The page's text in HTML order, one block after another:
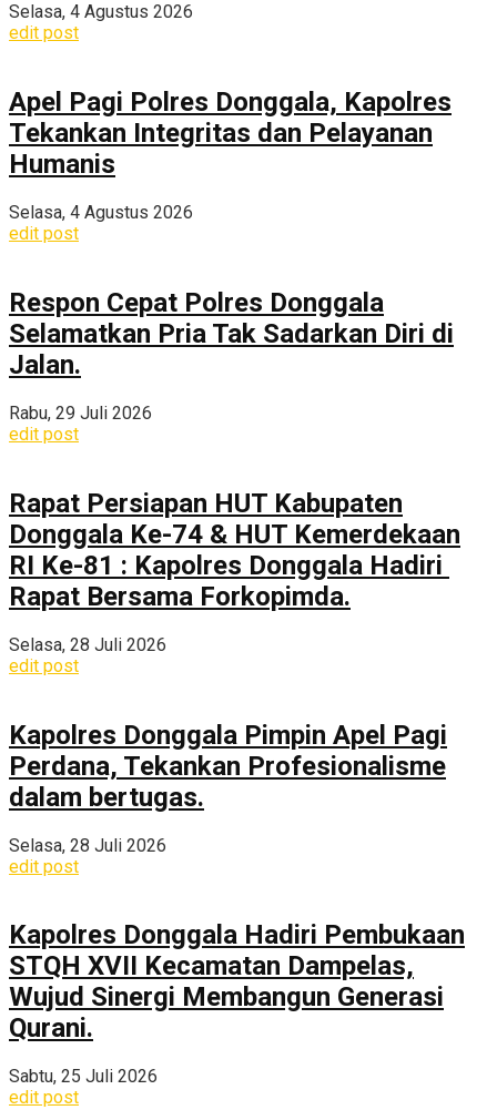
Selasa, 4 Agustus 2026
edit post
Apel Pagi Polres Donggala, Kapolres
Tekankan Integritas dan Pelayanan
Humanis
Selasa, 4 Agustus 2026
edit post
Respon Cepat Polres Donggala
Selamatkan Pria Tak Sadarkan Diri di
Jalan.
Rabu, 29 Juli 2026
edit post
Rapat Persiapan HUT Kabupaten
Donggala Ke-74 & HUT Kemerdekaan
RI Ke-81 : Kapolres Donggala Hadiri
Rapat Bersama Forkopimda.
Selasa, 28 Juli 2026
edit post
Kapolres Donggala Pimpin Apel Pagi
Perdana, Tekankan Profesionalisme
dalam bertugas.
Selasa, 28 Juli 2026
edit post
Kapolres Donggala Hadiri Pembukaan
STQH XVII Kecamatan Dampelas,
Wujud Sinergi Membangun Generasi
Qurani.
Sabtu, 25 Juli 2026
edit post